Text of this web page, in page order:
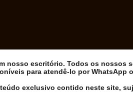
nosso escritório. Todos os
para atendê-lo por WhatsApp
exclusivo contido neste site,